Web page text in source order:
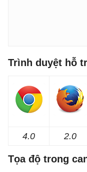
Trình duyệt hỗ
4.0 2.0
Tọa độ trong